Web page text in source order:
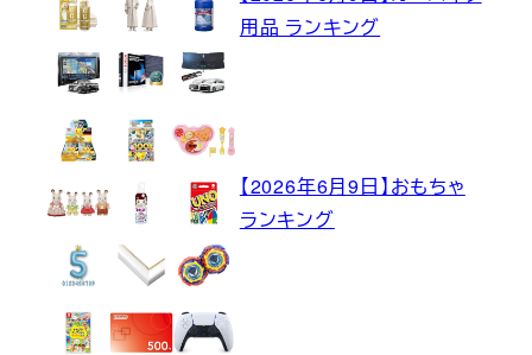
用品 ランキング
【2026年6月9日】おもちゃ
ランキング